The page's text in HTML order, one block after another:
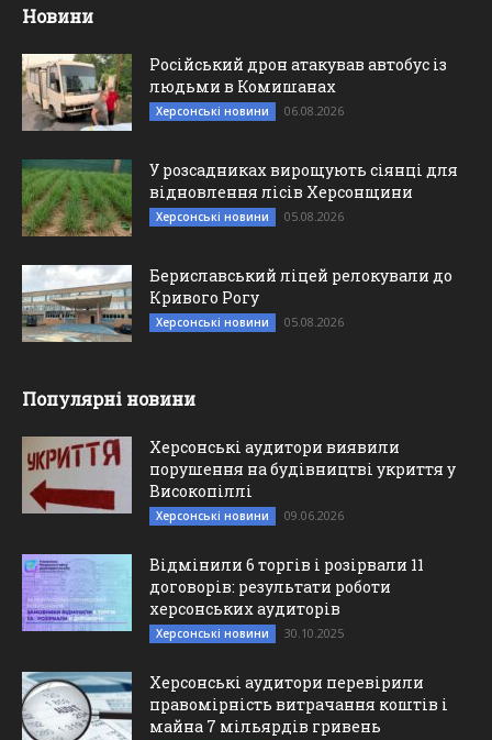
Новини
Російський дрон атакував автобус із
людьми в Комишанах
Херсонські новини 06.08.2026
У розсадниках вирощують сіянці для
відновлення лісів Херсонщини
Херсонські новини 05.08.2026
Бериславський ліцей релокували до
Кривого Рогу
Херсонські новини 05.08.2026
Популярні новини
Херсонські аудитори виявили
порушення на будівництві укриття у
Високопіллі
Херсонські новини 09.06.2026
Відмінили 6 торгів і розірвали 11
договорів: результати роботи
херсонських аудиторів
Херсонські новини 30.10.2025
Херсонські аудитори перевірили
правомірність витрачання коштів і
майна 7 мільярдів гривень